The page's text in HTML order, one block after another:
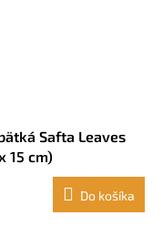
Safta Leaves
15 cm)
Do košíka